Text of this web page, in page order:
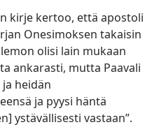
kirje kertoo, että apostoli
Onesimoksen takaisin
olisi lain mukaan
ankarasti, mutta Paavali
heidän
ja pyysi häntä
ystävällisesti vastaan”.